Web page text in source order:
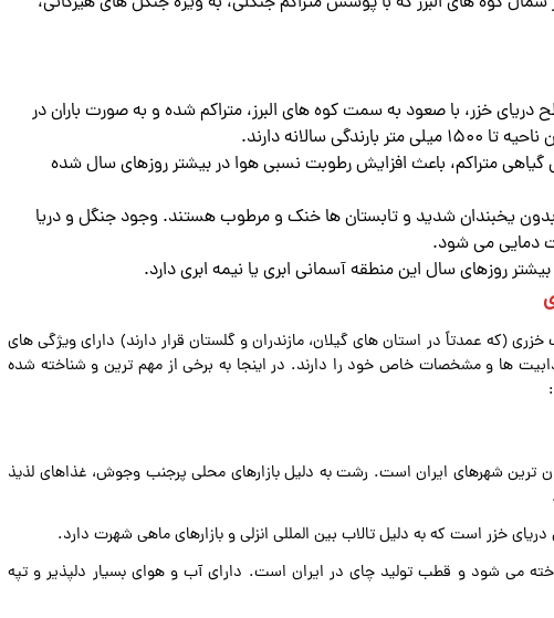
خزر، با صعود به سمت کوه های البرز، متراکم شده و به صورت باران در
سالانه دارند.
متراکم، باعث افزایش رطوبت نسبی هوا در بیشتر روزهای سال شده
یخبندان شدید و تابستان ها خنک و مرطوب هستند. وجود جنگل و دریا
دمایی می شود.
روزهای سال این منطقه آسمانی ابری یا نیمه ابری دارد.
(که عمدتاً در استان های گیلان، مازندران و گلستان قرار دارند) دارای ویژگی های
ها و مشخصات خاص خود را دارند. در اینجا به برخی از مهم ترین و شناخته شده
ترین شهرهای ایران است. رشت به دلیل بازارهای محلی پرجنب وجوش، غذاهای لذیذ
خزر است که به دلیل تالاب بین المللی انزلی و بازارهای ماهی شهرت دارد.
می شود و قطب تولید چای در ایران است. دارای آب و هوای بسیار دلپذیر و تپه